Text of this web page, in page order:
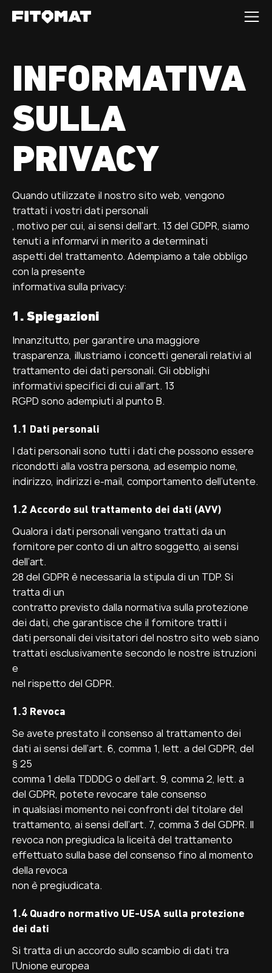
Franchising
INFORMATIVA
SULLA
PRIVACY
Quando utilizzate il nostro sito web, vengono
trattati i vostri dati personali
, motivo per cui, ai sensi dell’art. 13 del GDPR, siamo
tenuti a informarvi in merito a determinati
aspetti del trattamento. Adempiamo a tale obbligo
con la presente
informativa sulla privacy:
1. Spiegazioni
Innanzitutto, per garantire una maggiore
trasparenza, illustriamo i concetti generali relativi al
trattamento dei dati personali. Gli obblighi
informativi specifici di cui all’art. 13
RGPD sono adempiuti al punto B.
1.1 Dati personali
I dati personali sono tutti i dati che possono essere
ricondotti alla vostra persona, ad esempio nome,
indirizzo, indirizzi e-mail, comportamento dell’utente.
1.2 Accordo sul trattamento dei dati (AVV)
Qualora i dati personali vengano trattati da un
fornitore per conto di un altro soggetto, ai sensi
dell’art.
28 del GDPR è necessaria la stipula di un TDP. Si
tratta di un
contratto previsto dalla normativa sulla protezione
dei dati, che garantisce che il fornitore tratti i
dati personali dei visitatori del nostro sito web siano
trattati esclusivamente secondo le nostre istruzioni
e
nel rispetto del GDPR.
1.3 Revoca
Se avete prestato il consenso al trattamento dei
dati ai sensi dell’art. 6, comma 1, lett. a del GDPR, del
§ 25
comma 1 della TDDDG o dell’art. 9, comma 2, lett. a
del GDPR, potete revocare tale consenso
in qualsiasi momento nei confronti del titolare del
trattamento, ai sensi dell’art. 7, comma 3 del GDPR. Il
revoca non pregiudica la liceità del trattamento
effettuato sulla base del consenso fino al momento
della revoca
non è pregiudicata.
1.4 Quadro normativo UE-USA sulla protezione
dei dati
Si tratta di un accordo sullo scambio di dati tra
l’Unione europea